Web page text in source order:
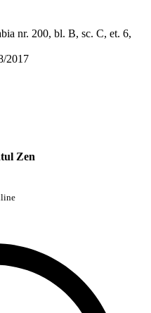
nr. 200, bl. B, sc. C, et. 6,
2017
Zen